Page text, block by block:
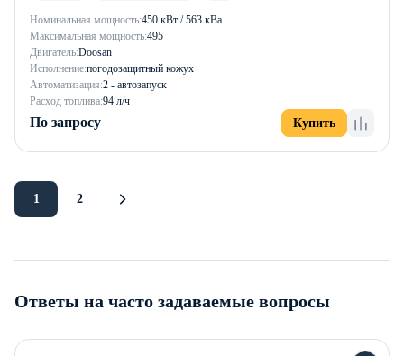
Номинальная мощность:450 кВт / 563 кВа
Максимальная мощность:495
Двигатель:Doosan
Исполнение:погодозащитный кожух
Автоматизация:2 - автозапуск
Расход топлива:94 л/ч
По запросу Купить
1 2
Ответы на часто задаваемые вопросы